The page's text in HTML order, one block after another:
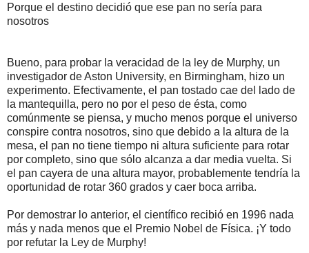
Porque el destino decidió que ese pan no sería para
nosotros
Bueno, para probar la veracidad de la ley de Murphy, un
investigador de Aston University, en Birmingham, hizo un
experimento. Efectivamente, el pan tostado cae del lado de
la mantequilla, pero no por el peso de ésta, como
comúnmente se piensa, y mucho menos porque el universo
conspire contra nosotros, sino que debido a la altura de la
mesa, el pan no tiene tiempo ni altura suficiente para rotar
por completo, sino que sólo alcanza a dar media vuelta. Si
el pan cayera de una altura mayor, probablemente tendría la
oportunidad de rotar 360 grados y caer boca arriba.
Por demostrar lo anterior, el científico recibió en 1996 nada
más y nada menos que el Premio Nobel de Física. ¡Y todo
por refutar la Ley de Murphy!